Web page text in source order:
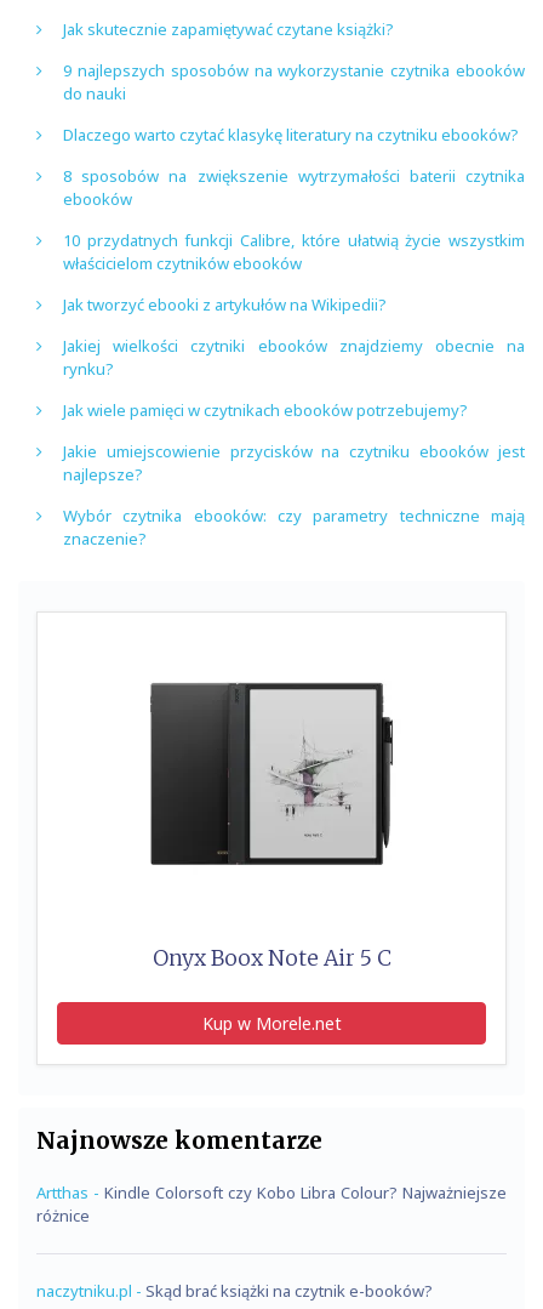
Jak skutecznie zapamiętywać czytane książki?
9 najlepszych sposobów na wykorzystanie czytnika ebooków
do nauki
Dlaczego warto czytać klasykę literatury na czytniku ebooków?
8 sposobów na zwiększenie wytrzymałości baterii czytnika
ebooków
10 przydatnych funkcji Calibre, które ułatwią życie wszystkim
właścicielom czytników ebooków
Jak tworzyć ebooki z artykułów na Wikipedii?
Jakiej wielkości czytniki ebooków znajdziemy obecnie na
rynku?
Jak wiele pamięci w czytnikach ebooków potrzebujemy?
Jakie umiejscowienie przycisków na czytniku ebooków jest
najlepsze?
Wybór czytnika ebooków: czy parametry techniczne mają
znaczenie?
Onyx Boox Note Air 5 C
Kup w Morele.net
Najnowsze komentarze
Artthas - Kindle Colorsoft czy Kobo Libra Colour? Najważniejsze
różnice
naczytniku.pl - Skąd brać książki na czytnik e-booków?